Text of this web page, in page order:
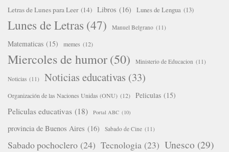
Letras de Lunes para Leer (14) Libros (16) Lunes de Lengua (13)
Lunes de Letras (47) Manuel Belgrano (11)
Matematicas (15) memes (12)
Miercoles de humor(50) Ministerio de Educacion (11)
Noticias (11) Noticias educativas (33)
Organización de las Naciones Unidas (ONU) (12) Peliculas (15)
Peliculas educativas (18) Portal ABC (10)
provincia de Buenos Aires (16) Sabado de Cine (11)
Sabado pochoclero (24) Tecnologia (23) Unesco (29)